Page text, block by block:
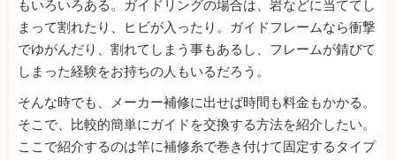
もいろいろある。ガイドリングの場合は、岩などに当ててし
まって割れたり、ヒビが入ったり。ガイドフレームなら衝撃
でゆがんだり、割れてしまう事もあるし、フレームが錆びて
しまった経験をお持ちの人もいるだろう。
そんな時でも、メーカー補修に出せば時間も料金もかかる。
そこで、比較的簡単にガイドを交換する方法を紹介したい。
ここで紹介するのは竿に補修糸で巻き付けて固定するタイプ